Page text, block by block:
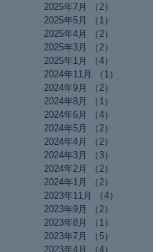
2025年7月
（2）
2025年5月
（1）
2025年4月
（2）
2025年3月
（2）
2025年1月
（4）
2024年11月
（1）
2024年9月
（2）
2024年8月
（1）
2024年6月
（4）
2024年5月
（2）
2024年4月
（2）
2024年3月
（3）
2024年2月
（2）
2024年1月
（2）
2023年11月
（4）
2023年9月
（2）
2023年8月
（1）
2023年7月
（5）
2023年4月
（4）